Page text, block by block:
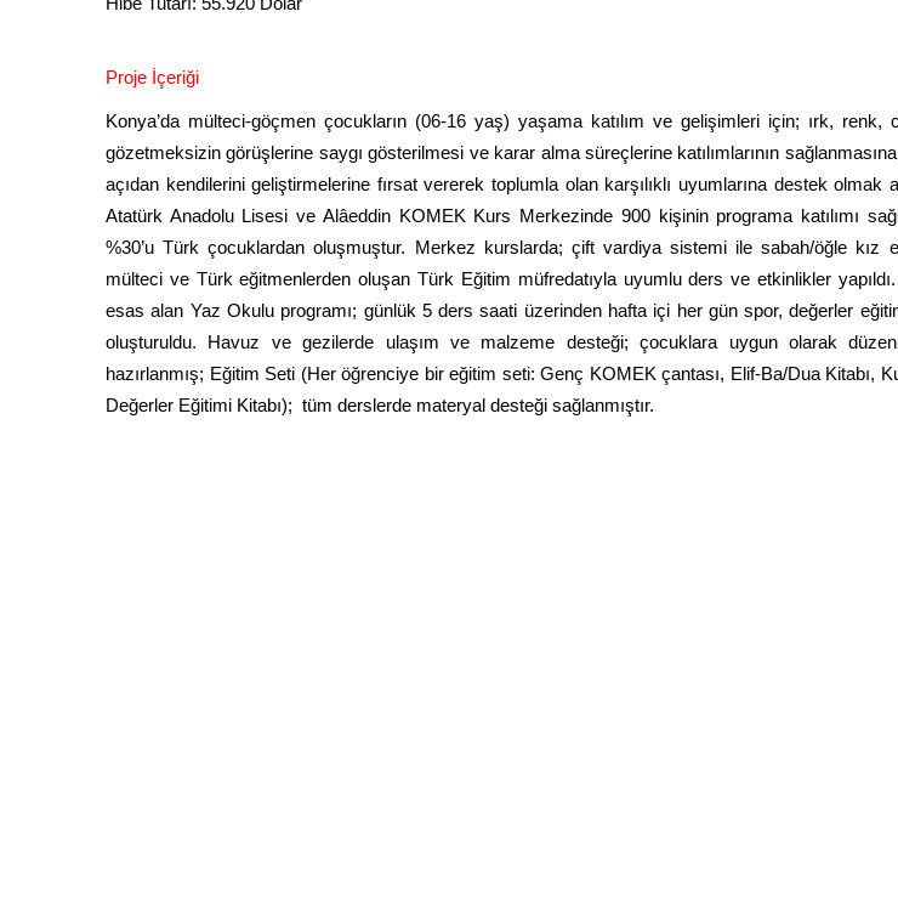
Proje İçeriği
Konya’da mülteci-göçmen çocukların (06-16 yaş) yaşama katılım ve gelişimleri için; ırk, renk,
gözetmeksizin görüşlerine saygı gösterilmesi ve karar alma süreçlerine katılımlarının
açıdan kendilerini geliştirmelerine fırsat vererek toplumla olan karşılıklı uyumlarına destek olmak
Atatürk Anadolu Lisesi ve Alâeddin KOMEK Kurs Merkezinde 900 kişinin programa katılımı
%30’u Türk çocuklardan oluşmuştur. Merkez kurslarda; çift vardiya sistemi ile sabah/öğle kız
mülteci ve Türk eğitmenlerden oluşan Türk Eğitim müfredatıyla uyumlu ders ve etkinlikler
esas alan Yaz Okulu programı; günlük 5 ders saati üzerinden hafta içi her gün spor, değerler
oluşturuldu. Havuz ve gezilerde ulaşım ve malzeme desteği; çocuklara uygun olarak
hazırlanmış; Eğitim Seti (Her öğrenciye bir eğitim seti: Genç KOMEK çantası, Elif-Ba/Dua Kitabı,
Değerler Eğitimi Kitabı); tüm derslerde materyal desteği sağlanmıştır.